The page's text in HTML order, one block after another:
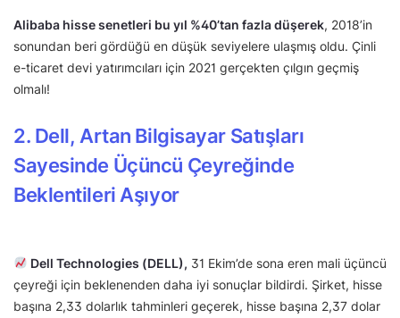
Alibaba hisse senetleri bu yıl %40’tan fazla düşerek, 2018’in
sonundan beri gördüğü en düşük seviyelere ulaşmış oldu. Çinli
e-ticaret devi yatırımcıları için 2021 gerçekten çılgın geçmiş
olmalı!
2. Dell, Artan Bilgisayar Satışları
Sayesinde Üçüncü Çeyreğinde
Beklentileri Aşıyor
Dell Technologies (DELL), 31 Ekim’de sona eren mali üçüncü
çeyreği için beklenenden daha iyi sonuçlar bildirdi. Şirket, hisse
başına 2,33 dolarlık tahminleri geçerek, hisse başına 2,37 dolar